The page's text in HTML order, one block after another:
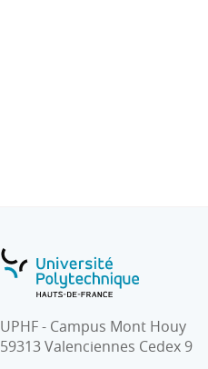
UPHF - Campus Mont Houy
59313 Valenciennes Cedex 9